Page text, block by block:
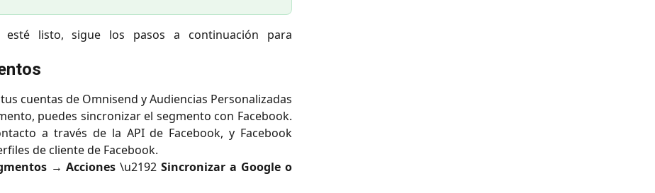
listo, sigue los pasos a continuación para
cuentas de Omnisend y Audiencias Personalizadas
puedes sincronizar el segmento con Facebook.
a través de la API de Facebook, y Facebook
de cliente de Facebook.
→Acciones \u2192Sincronizar a Google o